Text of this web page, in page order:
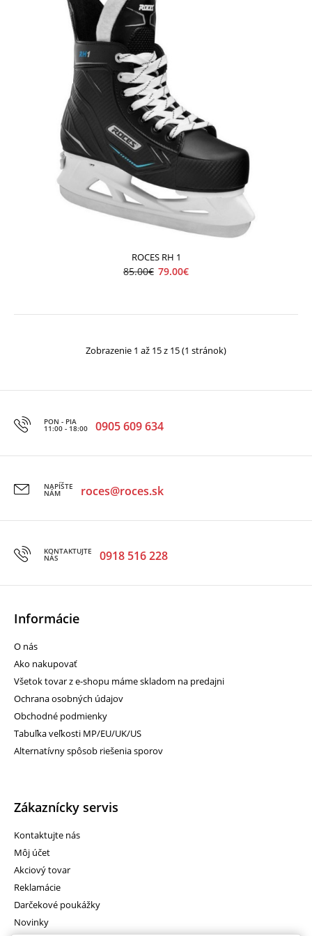
Roces Moody ICE X GIRL
topánkou pre pohodlné korčuľova..
ROCES ORIGINALE
ROCES RH 1
85.00€ 79.00€
Zobrazenie 1 až 15 z 15 (1 stránok)
PON - PIA
11:00 - 18:00 0905 609 634
NAPÍŠTE
NÁM roces@roces.sk
KONTAKTUJTE
NÁS 0918 516 228
Informácie
O nás
Ako nakupovať
Všetok tovar z e-shopu máme skladom na predajni
Ochrana osobných údajov
Obchodné podmienky
Tabuľka veľkosti MP/EU/UK/US
Alternatívny spôsob riešenia sporov
Zákaznícky servis
Kontaktujte nás
Môj účet
Akciový tovar
Reklamácie
Darčekové poukážky
Novinky